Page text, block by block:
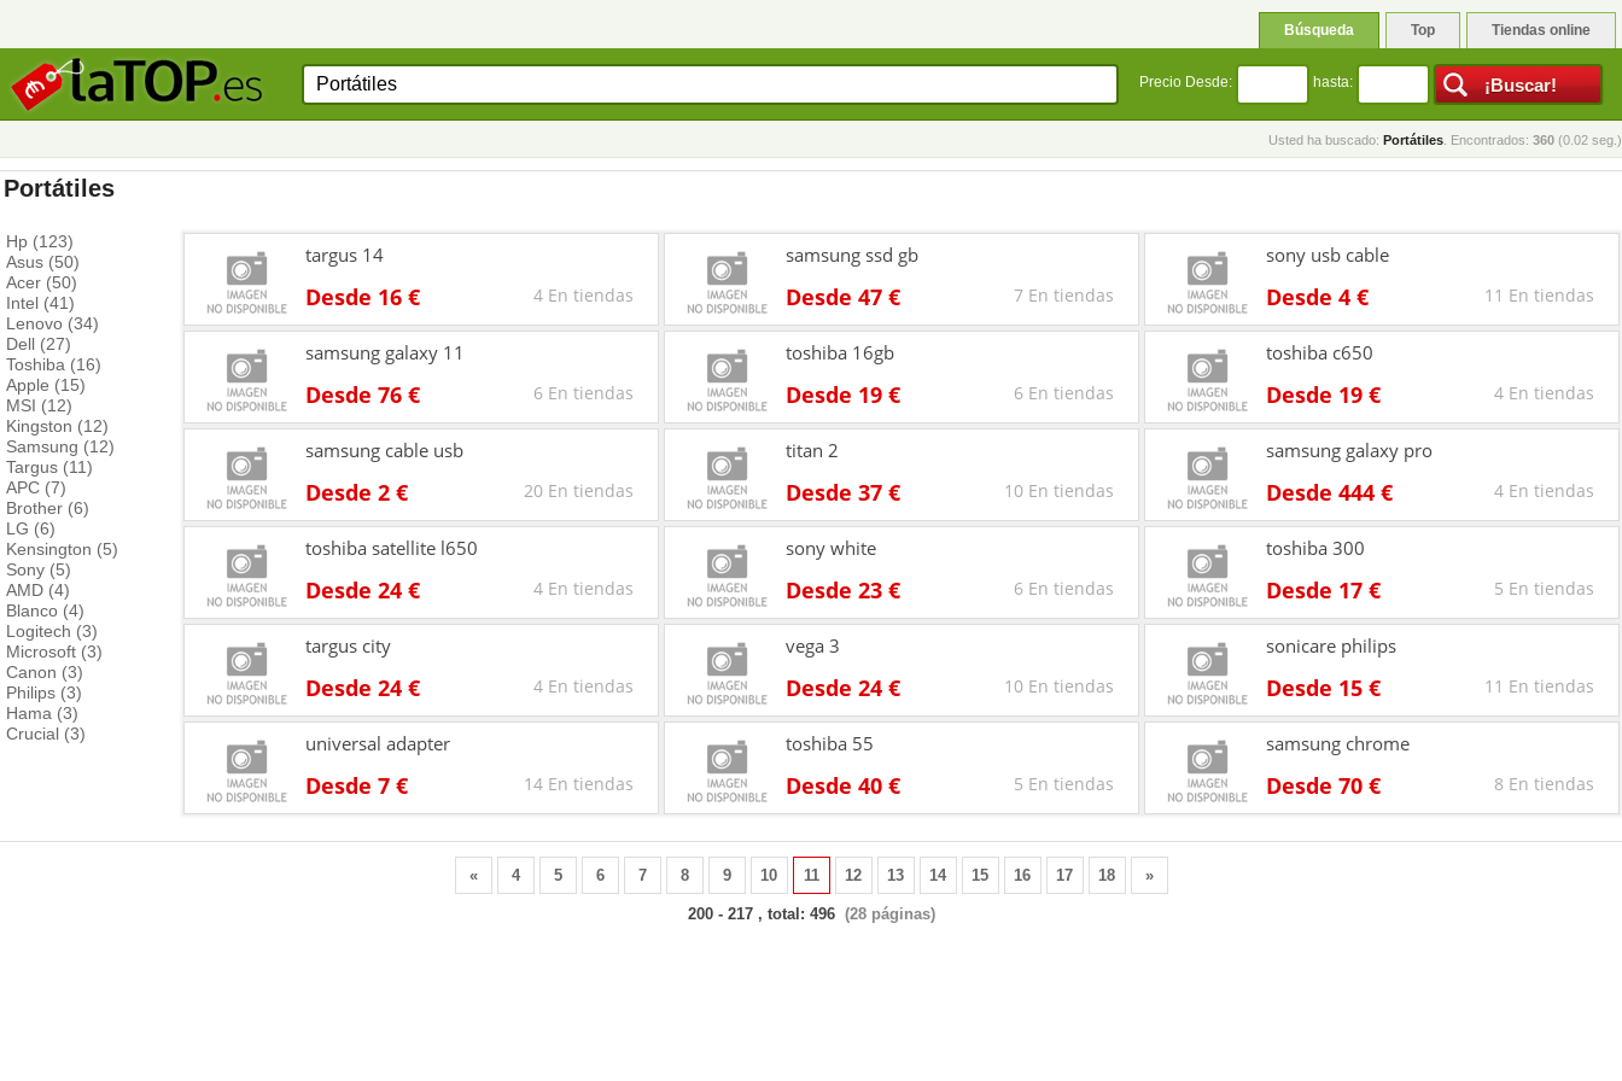
Búsqueda Top Tiendas online
Precio Desde: hasta:
Usted ha buscado: Portátiles . Encontrados: 360 (0.02 seg.)
Portátiles
Hp (123)
Asus (50)
Acer (50)
Intel (41)
Lenovo (34)
Dell (27)
Toshiba (16)
Apple (15)
MSI (12)
Kingston (12)
Samsung (12)
Targus (11)
APC (7)
Brother (6)
LG (6)
Kensington (5)
Sony (5)
AMD (4)
Blanco (4)
Logitech (3)
Microsoft (3)
Canon (3)
Philips (3)
Hama (3)
Crucial (3)
Desde 16 € 4 En tiendas
targus 14
Desde 47 € 7 En tiendas
samsung ssd gb
Desde 4 € 11 En tiendas
sony usb cable
Desde 76 € 6 En tiendas
samsung galaxy 11
Desde 19 € 6 En tiendas
toshiba 16gb
Desde 19 € 4 En tiendas
toshiba c650
Desde 2 € 20 En tiendas
samsung cable usb
Desde 37 € 10 En tiendas
titan 2
Desde 444 € 4 En tiendas
samsung galaxy pro
Desde 24 € 4 En tiendas
toshiba satellite l650
Desde 23 € 6 En tiendas
sony white
Desde 17 € 5 En tiendas
toshiba 300
Desde 24 € 4 En tiendas
targus city
Desde 24 € 10 En tiendas
vega 3
Desde 15 € 11 En tiendas
sonicare philips
Desde 7 € 14 En tiendas
universal adapter
Desde 40 € 5 En tiendas
toshiba 55
Desde 70 € 8 En tiendas
samsung chrome
« 4 5 6 7 8 9 10 11 12 13 14 15 16 17 18 »
200 - 217 , total: 496(28 páginas)